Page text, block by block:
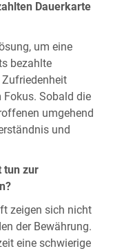
Dauerkarte
um eine
bezahlte
Zufriedenheit
Fokus. Sobald die
umgehend
und
tun zur
zeigen sich nicht
der Bewährung.
eine schwierige